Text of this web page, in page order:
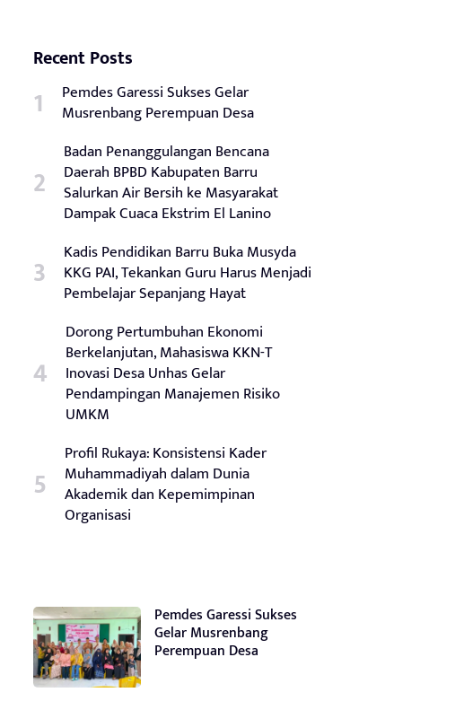
Recent Posts
Pemdes Garessi Sukses Gelar
Musrenbang Perempuan Desa
Badan Penanggulangan Bencana
Daerah BPBD Kabupaten Barru
Salurkan Air Bersih ke Masyarakat
Dampak Cuaca Ekstrim El Lanino
Kadis Pendidikan Barru Buka Musyda
KKG PAI, Tekankan Guru Harus Menjadi
Pembelajar Sepanjang Hayat
Dorong Pertumbuhan Ekonomi
Berkelanjutan, Mahasiswa KKN-T
Inovasi Desa Unhas Gelar
Pendampingan Manajemen Risiko
UMKM
Profil Rukaya: Konsistensi Kader
Muhammadiyah dalam Dunia
Akademik dan Kepemimpinan
Organisasi
Pemdes Garessi Sukses
Gelar Musrenbang
Perempuan Desa